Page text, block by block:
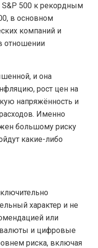
S&P 500 к рекордным
в основном
компаний и
отношении
и она
рост цен на
напряжённость и
Именно
большому риску
какие-либо
характер и не
или
и цифровые
риска, включая